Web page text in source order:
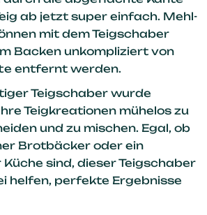
ab jetzt super einfach. Mehl-
mit dem Teigschaber
Backen unkompliziert von
entfernt werden.
Teigschaber wurde
Teigkreationen mühelos zu
und zu mischen. Egal, ob
Brotbäcker oder ein
sind, dieser Teigschaber
helfen, perfekte Ergebnisse